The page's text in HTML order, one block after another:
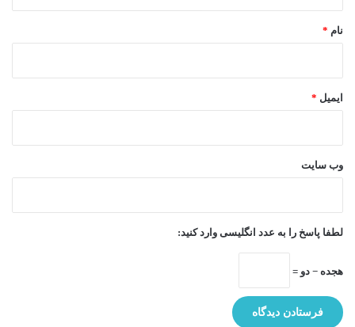
نام *
ایمیل *
وب‌ سایت
لطفا پاسخ را به عدد انگلیسی وارد کنید:
هجده − دو =